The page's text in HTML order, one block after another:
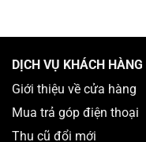
DỊCH VỤ KHÁCH HÀNG
Giới thiệu về cửa hàng
Mua trả góp điện thoại
Thu cũ đổi mới